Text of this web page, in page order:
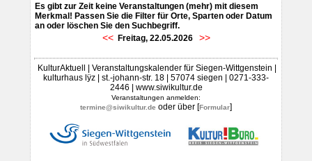
Es gibt zur Zeit keine Veranstaltungen (mehr) mit diesem
Merkmal! Passen Sie die Filter für Orte, Sparten oder Datum
an oder löschen Sie den Suchbegriff.
<< Freitag, 22.05.2026 >>
KulturAktuell | Veranstaltungskalender für Siegen-Wittgenstein |
kulturhaus lÿz | st.-johann-str. 18 | 57074 siegen | 0271-333-
2446 | www.siwikultur.de
Veranstaltungen anmelden:
termine@siwikultur.de oder über [Formular]